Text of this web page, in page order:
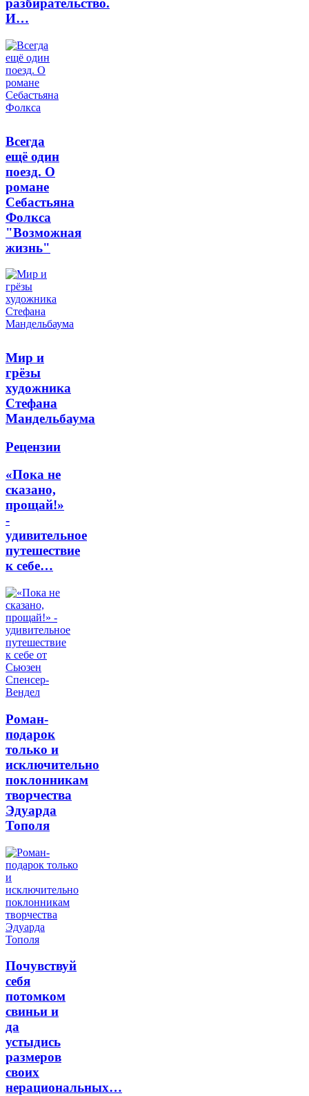
разбирательство.
И…
Всегда
ещё один
поезд. О
романе
Себастьяна
Фолкса
"Возможная
жизнь"
Мир и
грёзы
художника
Стефана
Мандельбаума
Рецензии
«Пока не
сказано,
прощай!»
-
удивительное
путешествие
к себе…
Роман-
подарок
только и
исключительно
поклонникам
творчества
Эдуарда
Тополя
Почувствуй
себя
потомком
свиньи и
да
устыдись
размеров
своих
нерациональных…